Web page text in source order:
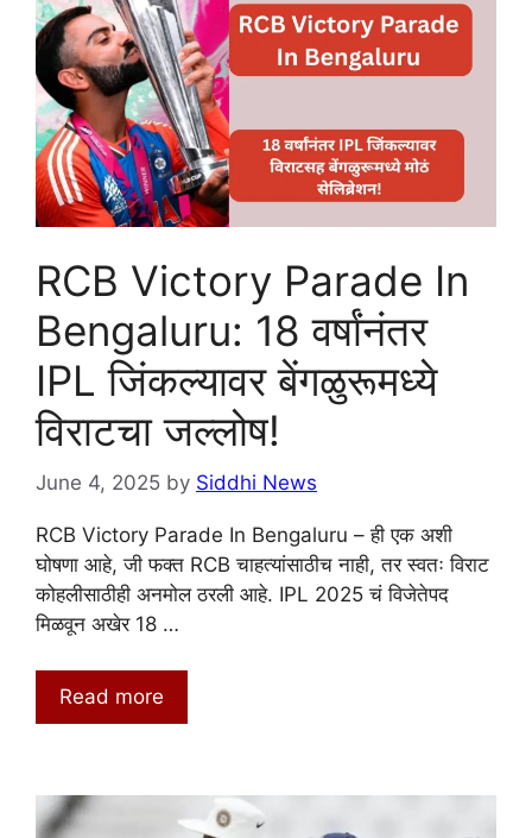
RCB Victory Parade In
Bengaluru: 18 वर्षांनंतर
IPL जिंकल्यावर बेंगळुरूमध्ये
विराटचा जल्लोष!
June 4, 2025 by Siddhi News
RCB Victory Parade In Bengaluru – ही एक अशी
घोषणा आहे, जी फक्त RCB चाहत्यांसाठीच नाही, तर स्वतः विराट
कोहलीसाठीही अनमोल ठरली आहे. IPL 2025 चं विजेतेपद
मिळवून अखेर 18 …
Read more